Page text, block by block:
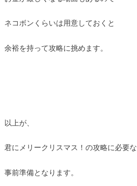
ネコボンくらいは用意しておくと
余裕を持って攻略に挑めます。
以上が、
君にメリークリスマス！の攻略に必要な
事前準備となります。